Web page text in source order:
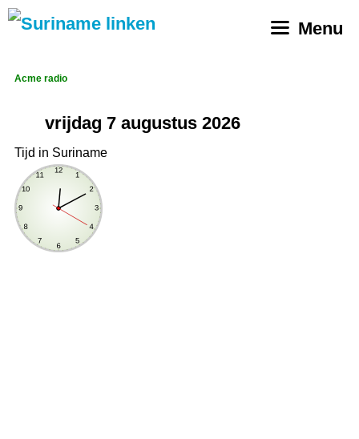
Ga
naar
inhoud
Menu
Acme radio
Tijd in Suriname